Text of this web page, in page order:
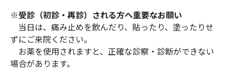
※受診（初診・再診）される方へ重要なお願い
当日は、痛み止めを飲んだり、貼ったり、塗ったりせ
ずにご来院ください。
お薬を使用されますと、正確な診察・診断ができない
場合があります。